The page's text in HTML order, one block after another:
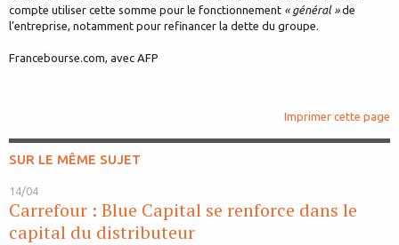
compte utiliser cette somme pour le fonctionnement « général »de
l’entreprise, notamment pour refinancer la dette du groupe.
Francebourse.com, avec AFP
Imprimer cette page
SUR LE MÊME SUJET
14/04
Carrefour : Blue Capital se renforce dans le
capital du distributeur